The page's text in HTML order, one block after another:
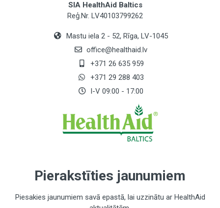
SIA HealthAid Baltics
Reģ.Nr. LV40103799262
Mastu iela 2 - 52, Rīga, LV-1045
office@healthaid.lv
+371 26 635 959
+371 29 288 403
I-V 09:00 - 17:00
Pierakstīties jaunumiem
Piesakies jaunumiem savā epastā, lai uzzinātu ar HealthAid